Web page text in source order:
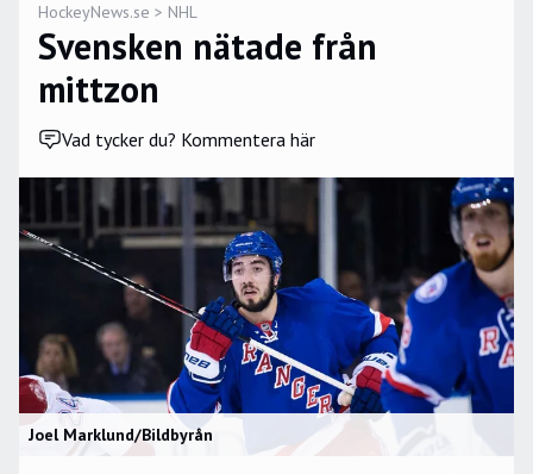
HockeyNews.se > NHL
Svensken nätade från
mittzon
Vad tycker du? Kommentera här
Joel Marklund/Bildbyrån